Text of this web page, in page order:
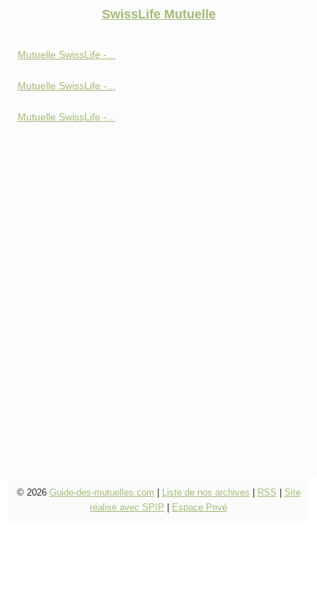
SwissLife Mutuelle
Mutuelle SwissLife -...
Mutuelle SwissLife -...
Mutuelle SwissLife -...
© 2026 Guide-des-mutuelles.com Liste de nos archives RSS
Site
réalisé avec SPIP
Espace Privé